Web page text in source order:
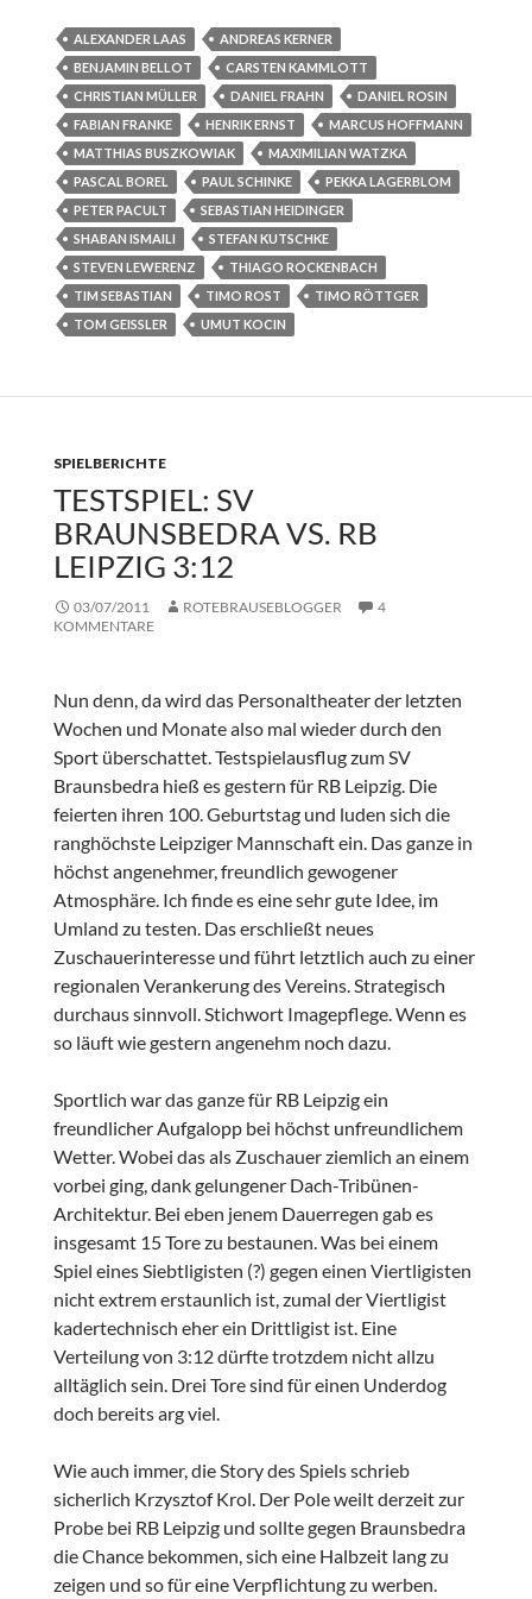
ALEXANDER LAAS
ANDREAS KERNER
BENJAMIN BELLOT
CARSTEN KAMMLOTT
CHRISTIAN MÜLLER
DANIEL FRAHN
DANIEL ROSIN
FABIAN FRANKE
HENRIK ERNST
MARCUS HOFFMANN
MATTHIAS BUSZKOWIAK
MAXIMILIAN WATZKA
PASCAL BOREL
PAUL SCHINKE
PEKKA LAGERBLOM
PETER PACULT
SEBASTIAN HEIDINGER
SHABAN ISMAILI
STEFAN KUTSCHKE
STEVEN LEWERENZ
THIAGO ROCKENBACH
TIM SEBASTIAN
TIMO ROST
TIMO RÖTTGER
TOM GEISSLER
UMUT KOCIN
SPIELBERICHTE
TESTSPIEL: SV
BRAUNSBEDRA VS. RB
LEIPZIG 3:12
03/07/2011 ROTEBRAUSEBLOGGER
4
KOMMENTARE
Nun denn, da wird das Personaltheater der letzten
Wochen und Monate also mal wieder durch den
Sport überschattet. Testspielausflug zum SV
Braunsbedra hieß es gestern für RB Leipzig. Die
feierten ihren 100. Geburtstag und luden sich die
ranghöchste Leipziger Mannschaft ein. Das ganze in
höchst angenehmer, freundlich gewogener
Atmosphäre. Ich finde es eine sehr gute Idee, im
Umland zu testen. Das erschließt neues
Zuschauerinteresse und führt letztlich auch zu einer
regionalen Verankerung des Vereins. Strategisch
durchaus sinnvoll. Stichwort Imagepflege. Wenn es
so läuft wie gestern angenehm noch dazu.
Sportlich war das ganze für RB Leipzig ein
freundlicher Aufgalopp bei höchst unfreundlichem
Wetter. Wobei das als Zuschauer ziemlich an einem
vorbei ging, dank gelungener Dach-Tribünen-
Architektur. Bei eben jenem Dauerregen gab es
insgesamt 15 Tore zu bestaunen. Was bei einem
Spiel eines Siebtligisten (?) gegen einen Viertligisten
nicht extrem erstaunlich ist, zumal der Viertligist
kadertechnisch eher ein Drittligist ist. Eine
Verteilung von 3:12 dürfte trotzdem nicht allzu
alltäglich sein. Drei Tore sind für einen Underdog
doch bereits arg viel.
Wie auch immer, die Story des Spiels schrieb
sicherlich Krzysztof Krol. Der Pole weilt derzeit zur
Probe bei RB Leipzig und sollte gegen Braunsbedra
die Chance bekommen, sich eine Halbzeit lang zu
zeigen und so für eine Verpflichtung zu werben.